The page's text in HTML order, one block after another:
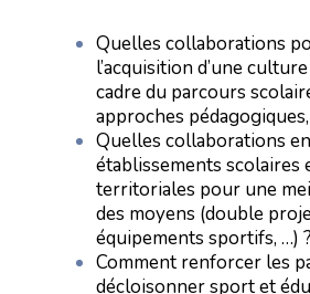
Quelles collaborations
l’acquisition d’une
cadre du parcours
approches
Quelles collaborations
établissements scolaires
territoriales pour une
des moyens (double
équipements sportifs, …) ?
Comment renforcer les
décloisonner sport et